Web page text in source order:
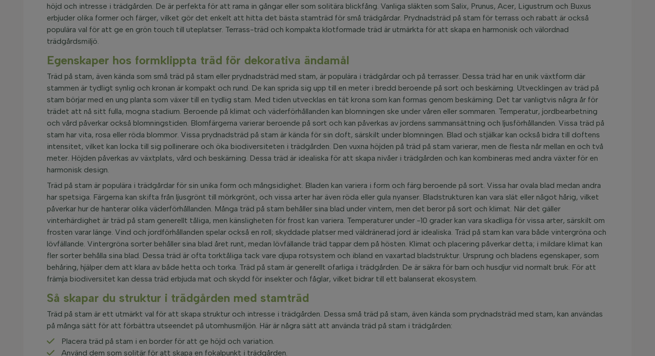
höjd och intresse i trädgården. De är perfekta för att rama in gångar eller som solitära blickfång. Vanliga släkten som Salix, Prunus, Acer, Ligustrum och Buxus
erbjuder olika former och färger, vilket gör det enkelt att hitta det bästa stamträd för små trädgårdar. Prydnadsträd på stam för terrass och rabatt är också
populära val för att ge en grön touch till uteplatser. Terrass-träd och kompakta klotformade träd är utmärkta för att skapa en harmonisk och välordnad
trädgårdsmiljö.
Egenskaper hos formklippta träd för dekorativa ändamål
Träd på stam, även kända som små träd på stam eller prydnadsträd med stam, är populära i trädgårdar och på terrasser. Dessa träd har en unik växtform där
stammen är tydligt synlig och kronan är kompakt och rund. De kan sprida sig upp till en meter i bredd beroende på sort och beskärning. Utvecklingen av träd på
stam börjar med en ung planta som växer till en tydlig stam. Med tiden utvecklas en tät krona som kan formas genom beskärning. Det tar vanligtvis några år för
trädet att nå sitt fulla, mogna stadium. Beroende på klimat och väderförhållanden kan blomningen ske under våren eller sommaren. Temperatur, jordbearbetning
och vård påverkar också blomningstiden. Blomfärgerna varierar beroende på sort och kan påverkas av jordens sammansättning och ljusförhållanden. Vissa träd på
stam har vita, rosa eller röda blommor. Vissa prydnadsträd på stam är kända för sin doft, särskilt under blomningen. Blad och stjälkar kan också bidra till doftens
intensitet, vilket kan locka till sig pollinerare och öka biodiversiteten i trädgården. Den vuxna höjden på träd på stam varierar, men de flesta når mellan en och två
meter. Höjden påverkas av växtplats, vård och beskärning. Dessa träd är idealiska för att skapa nivåer i trädgården och kan kombineras med andra växter för en
harmonisk design.
Träd på stam är populära i trädgårdar för sin unika form och mångsidighet. Bladen kan variera i form och färg beroende på sort. Vissa har ovala blad medan andra
har spetsiga. Färgerna kan skifta från ljusgrönt till mörkgrönt, och vissa arter har även röda eller gula nyanser. Bladstrukturen kan vara slät eller något hårig, vilket
påverkar hur de hanterar olika väderförhållanden. Många träd på stam behåller sina blad under vintern, men det beror på sort och klimat. När det gäller
vinterhärdighet är träd på stam generellt tåliga, men känsligheten för frost kan variera. Temperaturer under -10 grader kan vara skadliga för vissa arter, särskilt om
frosten varar länge. Vind och jordförhållanden spelar också en roll; skyddade platser med väldränerad jord är idealiska. Träd på stam kan vara både vintergröna och
lövfällande. Vintergröna sorter behåller sina blad året runt, medan lövfällande träd tappar dem på hösten. Klimat och placering påverkar detta; i mildare klimat kan
fler sorter behålla sina blad. Dessa träd är ofta torktåliga tack vare djupa rotsystem och ibland en vaxartad bladstruktur. Ursprung och bladens egenskaper, som
behåring, hjälper dem att klara av både hetta och torka. Träd på stam är generellt ofarliga i trädgården. De är säkra för barn och husdjur vid normalt bruk. För att
främja biodiversitet kan dessa träd erbjuda mat och skydd för insekter och fåglar, vilket bidrar till ett balanserat ekosystem.
Så skapar du struktur i trädgården med stamträd
Träd på stam är ett utmärkt val för att skapa struktur och intresse i trädgården. Dessa små träd på stam, även kända som prydnadsträd med stam, kan användas
på många sätt för att förbättra utseendet på utomhusmiljön. Här är några sätt att använda träd på stam i trädgården:
Placera träd på stam i en border för att ge höjd och variation.
Använd dem som solitär för att skapa en fokalpunkt i trädgården.